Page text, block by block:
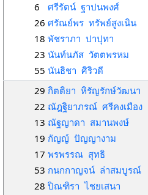
6
ศรีรัตน์ ฐาปนพงศ์
26 ศรัณย์พร ทรัพย์สูงเนิน
18 พัชราภา ปาปุทา
23 นันท์นภัส วัตตพรหม
55 นันธิชา ศิริวดี
29 กิตติยา หิรัญรักษ์วัฒนา
22 ณัฎฐิยาภรณ์ ศรีคงเมือง
13 ณัฐญาดา สมานพงษ์
19 กัญญ์ ปัญญางาม
17 พรพรรณ สุทธิ
53 กนกกาญจน์ ล่าสมบูรณ์
28 ปิณฑิรา ไชยเสนา